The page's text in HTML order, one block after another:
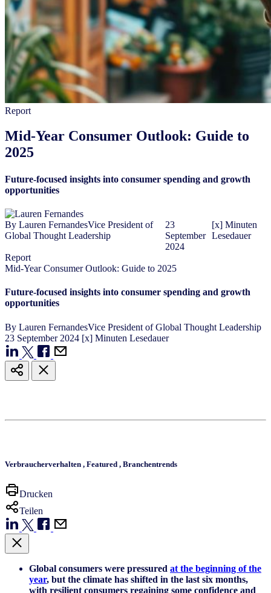
Report
Mid-Year Consumer Outlook: Guide to
2025
Future-focused insights into consumer spending and growth
opportunities
By Lauren FernandesVice President of
Global Thought Leadership
23
September
2024
[x] Minuten
Lesedauer
Report
Mid-Year Consumer Outlook: Guide to 2025
Future-focused insights into consumer spending and growth
opportunities
By Lauren FernandesVice President of Global Thought Leadership
23 September 2024 [x] Minuten Lesedauer
Verbraucherverhalten , Featured , Branchentrends
Drucken
Teilen
Global consumers were pressured at the beginning of the
year, but the climate has shifted in the last six months,
with resilient consumers regaining some confidence and